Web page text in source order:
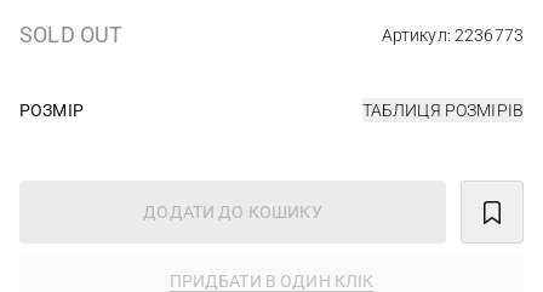
SOLD OUT Артикул: 2236773
РОЗМІР ТАБЛИЦЯ РОЗМІРІВ
ДОДАТИ ДО КОШИКУ
ПРИДБАТИ В ОДИН КЛІК